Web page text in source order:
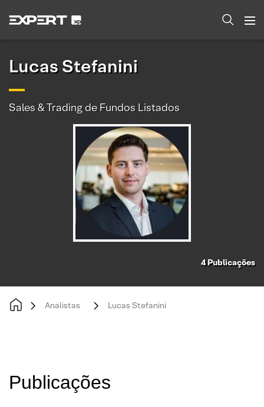
Lucas Stefanini
Sales & Trading de Fundos Listados
4Publicações
Analistas Lucas Stefanini
Publicações